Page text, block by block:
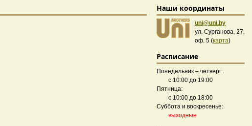
Наши координаты
uni@uni.by
ул. Сурганова, 27,
оф. 5 (карта)
Расписание
Понедельник – четверг:
с 10:00 до 19:00
Пятница:
с 10:00 до 18:00
Суббота и воскресенье:
выходные